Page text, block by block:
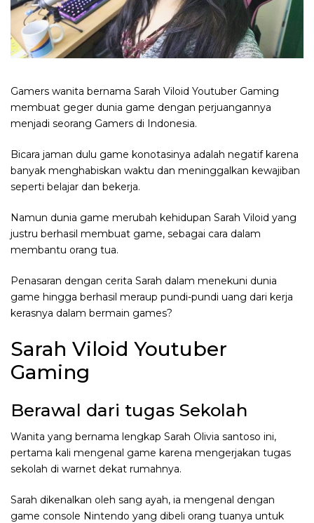
Gamers wanita bernama Sarah Viloid Youtuber Gaming
membuat geger dunia game dengan perjuangannya
menjadi seorang Gamers di Indonesia.
Bicara jaman dulu game konotasinya adalah negatif karena
banyak menghabiskan waktu dan meninggalkan kewajiban
seperti belajar dan bekerja.
Namun dunia game merubah kehidupan Sarah Viloid yang
justru berhasil membuat game, sebagai cara dalam
membantu orang tua.
Penasaran dengan cerita Sarah dalam menekuni dunia
game hingga berhasil meraup pundi-pundi uang dari kerja
kerasnya dalam bermain games?
Sarah Viloid Youtuber
Gaming
Berawal dari tugas Sekolah
Wanita yang bernama lengkap Sarah Olivia santoso ini,
pertama kali mengenal game karena mengerjakan tugas
sekolah di warnet dekat rumahnya.
Sarah dikenalkan oleh sang ayah, ia mengenal dengan
game console Nintendo yang dibeli orang tuanya untuk